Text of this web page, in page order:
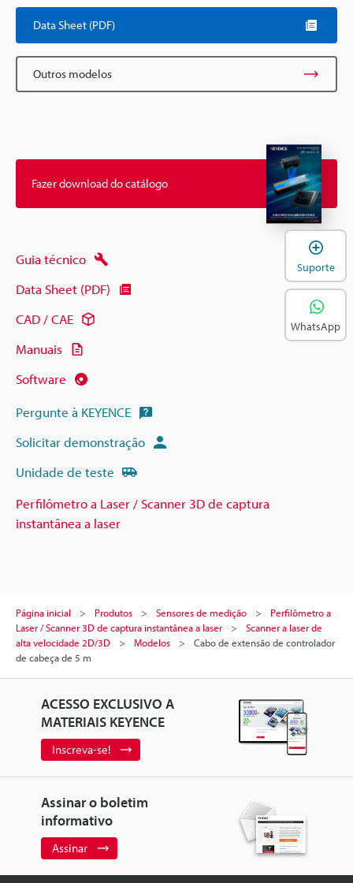
Data Sheet (PDF)
Outros modelos
Fazer download do catálogo
Guia técnico
Data Sheet (PDF)
CAD / CAE
Manuais
Software
Pergunte à KEYENCE
Solicitar demonstração
Unidade de teste
Perfilômetro a Laser / Scanner 3D de captura
instantânea a laser
Página inicial Produtos Sensores de medição
Perfilômetro a
Laser / Scanner 3D de captura instantânea a laser
Scanner a laser de
alta velocidade 2D/3D
Modelos
Cabo de extensão de controlador
de cabeça de 5 m
ACESSO EXCLUSIVO A
MATERIAIS KEYENCE
Inscreva-se!
Assinar o boletim
informativo
Assinar
Suporte
WhatsApp